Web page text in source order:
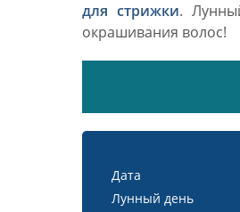
для стрижки.
окрашивания волос!
Дата
Лунный день